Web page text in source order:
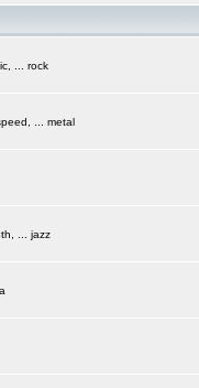
... rock
... metal
... jazz